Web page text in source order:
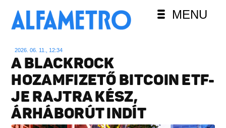
MENU
2026. 06. 11., 12:34
A BLACKROCK
HOZAMFIZETŐ BITCOIN ETF-
JE RAJTRA KÉSZ,
ÁRHÁBORÚT INDÍT